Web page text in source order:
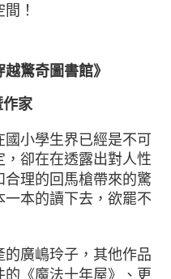
！
驚奇圖書館》
家
小學生界已經是不可
卻在在透露出對人性
理的回馬槍帶來的驚
本的讀下去，欲罷不
廣嶋玲子，其他作品
《魔法十年屋》、更